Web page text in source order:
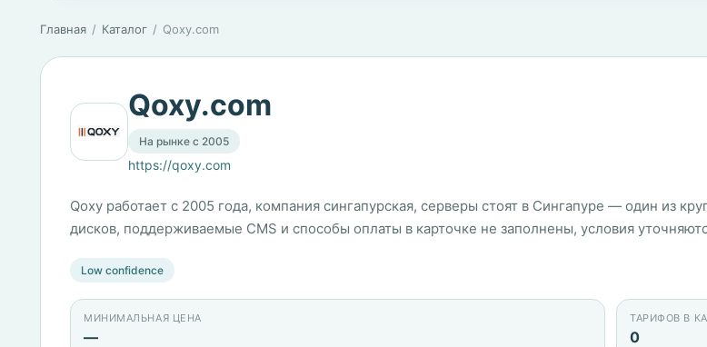
Главная Каталог Qoxy.com
Qoxy.com
На рынке с 2005
https://qoxy.com
Qoxy работает с 2005 года, компания сингапурская, серверы стоят в Сингапуре — один из
дисков, поддерживаемые CMS и способы оплаты в карточке не заполнены, условия
Low confidence
МИНИМАЛЬНАЯ ЦЕНА
—
ТАРИФОВ В
0